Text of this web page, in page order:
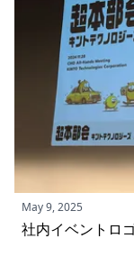
May 9, 2025
社内イベントロ